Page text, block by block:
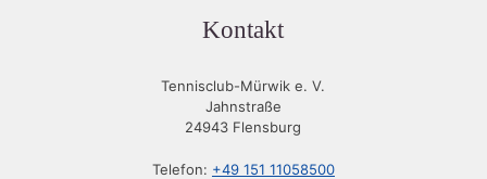
Kontakt
Tennisclub-Mürwik e. V.
Jahnstraße
24943 Flensburg
Telefon: +49 151 11058500